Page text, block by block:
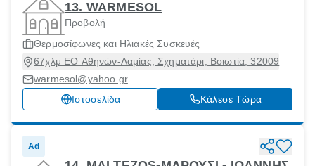
13. WARMESOL
Προβολή
Θερμοσίφωνες και Ηλιακές Συσκευές
67χλμ ΕΟ Αθηνών-Λαμίας, Σχηματάρι, Βοιωτία, 32009
warmesol@yahoo.gr
Ιστοσελίδα
Κάλεσε Τώρα
Ad